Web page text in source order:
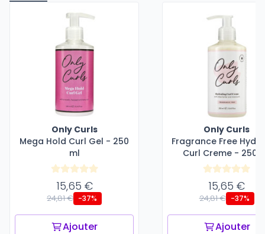
Only Curls
Mega Hold Curl Gel - 250
ml
15,65 €
24,81 € -37%
Ajouter
Only Curls
Fragrance Free
Curl Creme - 250
15,65 €
24,81 € -37%
Ajouter